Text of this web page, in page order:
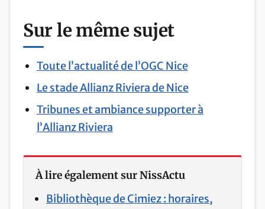
Sur le même sujet
Toute l’actualité de l’OGC Nice
Le stade Allianz Riviera de Nice
Tribunes et ambiance supporter à
l’Allianz Riviera
À lire également sur NissActu
Bibliothèque de Cimiez : horaires,